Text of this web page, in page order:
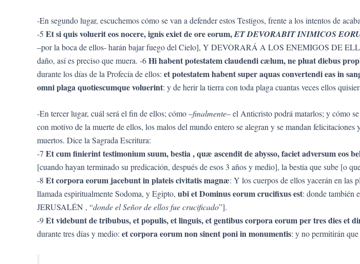
-En segundo lugar, escuchemos cómo se van a defender estos Testigos, frente a los intentos de
-5 Et si quis voluerit eos nocere, ignis exiet de ore eorum,ET DEVORABIT INIMICOS
–por la boca de ellos- harán bajar fuego del Cielo], Y DEVORARÁ A LOS ENEMIGOS DE
daño, así es preciso que muera. -6Hi habent potestatem claudendi cælum, ne pluat diebus
durante los días de la Profecía de ellos: et potestatem habent super aquas convertendi eas in
omni plaga quotiescumque voluerint: y de herir la tierra con toda plaga cuantas veces ellos
-En tercer lugar, cuál será el fin de ellos; cómo –finalmente– el Anticristo podrá matarlos; y cómo
con motivo de la muerte de ellos, los malos del mundo entero se alegran y se mandan
muertos. Dice la Sagrada Escritura:
-7 Et cum finierint testimonium suum, bestia , quæ ascendit de abysso, faciet adversum eos
[cuando hayan terminado su predicación, después de esos 3 años y medio], la bestia que sube
-8 Et corpora eorum jacebunt in plateis civitatis magnæ: Y los cuerpos de ellos yacerán en las
llamada espiritualmente Sodoma, y Egipto, ubi et Dominus eorum crucifixus est: donde también
JERUSALÉN , “donde el Señor de ellos fue crucificado”].
-9Et videbunt de tribubus, et populis, et linguis, et gentibus corpora eorum per tres dies et
durante tres días y medio: et corpora eorum non sinent poni in monumentis: y no permitirán que